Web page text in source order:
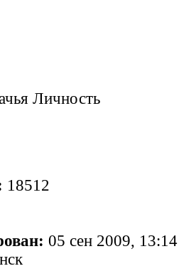
Личность
18512
05 сен 2009, 13:14